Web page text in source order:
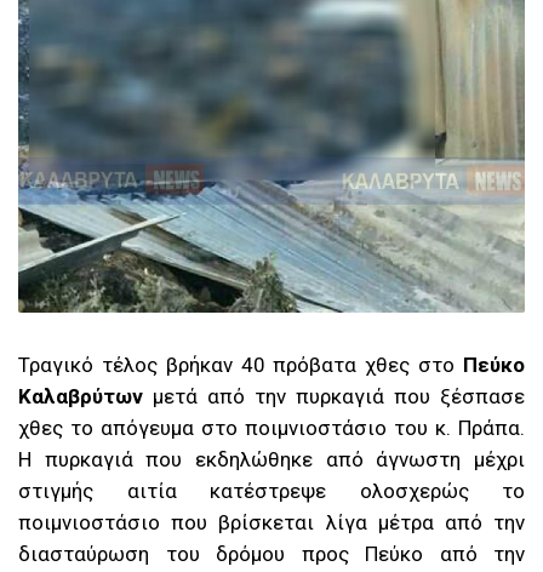
Τραγικό τέλος βρήκαν 40 πρόβατα χθες στο Πεύκο
Καλαβρύτων μετά από την πυρκαγιά που ξέσπασε
χθες το απόγευμα στο ποιμνιοστάσιο του κ. Πράπα.
Η πυρκαγιά που εκδηλώθηκε από άγνωστη μέχρι
στιγμής αιτία κατέστρεψε ολοσχερώς το
ποιμνιοστάσιο που βρίσκεται λίγα μέτρα από την
διασταύρωση του δρόμου προς Πεύκο από την